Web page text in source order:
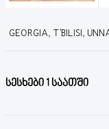
GEORGIA, T'BILISI,
სესხები 1 საათში